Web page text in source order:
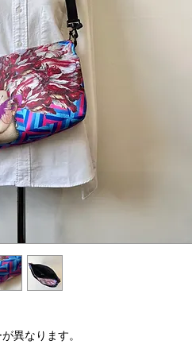
異なります。